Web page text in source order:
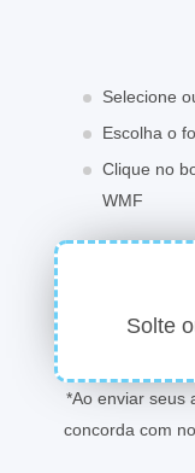
Selecione
Escolha o
Clique no
WMF
Solte
*Ao enviar seus
concorda com